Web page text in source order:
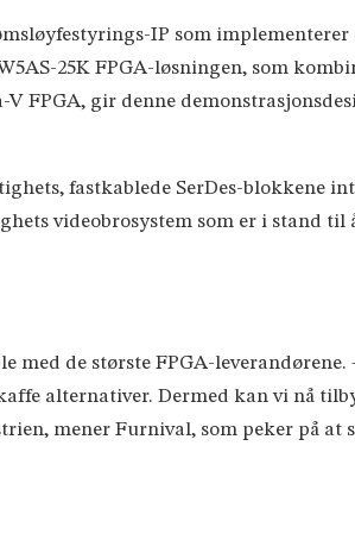
IP som
25K FPGA-løsningen, som
FPGA, gir denne
fastkablede SerDes-blokkene
videobrosystem som er i stand til
de største FPGA-leverandørene.
alternativer. Dermed kan vi nå
mener Furnival, som peker på at